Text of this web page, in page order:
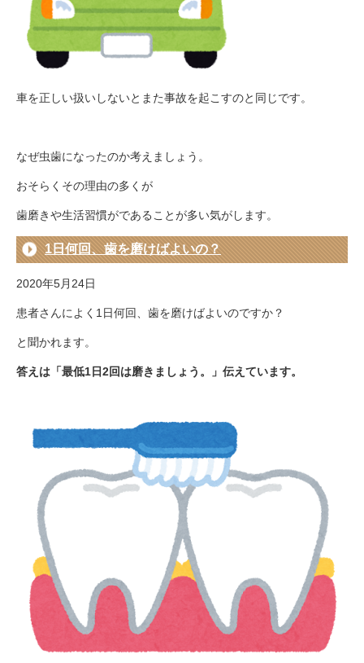
車を正しい扱いしないとまた事故を起こすのと同じです。
なぜ虫歯になったのか考えましょう。
おそらくその理由の多くが
歯磨きや生活習慣がであることが多い気がします。
1日何回、歯を磨けばよいの？
2020年5月24日
患者さんによく1日何回、歯を磨けばよいのですか？
と聞かれます。
答えは「最低1日2回は磨きましょう。」伝えています。